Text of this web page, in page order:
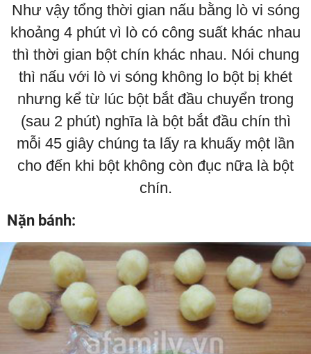
Như vậy tổng thời gian nấu bằng lò vi sóng
khoảng 4 phút vì lò có công suất khác nhau
thì thời gian bột chín khác nhau. Nói chung
thì nấu với lò vi sóng không lo bột bị khét
nhưng kể từ lúc bột bắt đầu chuyển trong
(sau 2 phút) nghĩa là bột bắt đầu chín thì
mỗi 45 giây chúng ta lấy ra khuấy một lần
cho đến khi bột không còn đục nữa là bột
chín.
Nặn bánh: